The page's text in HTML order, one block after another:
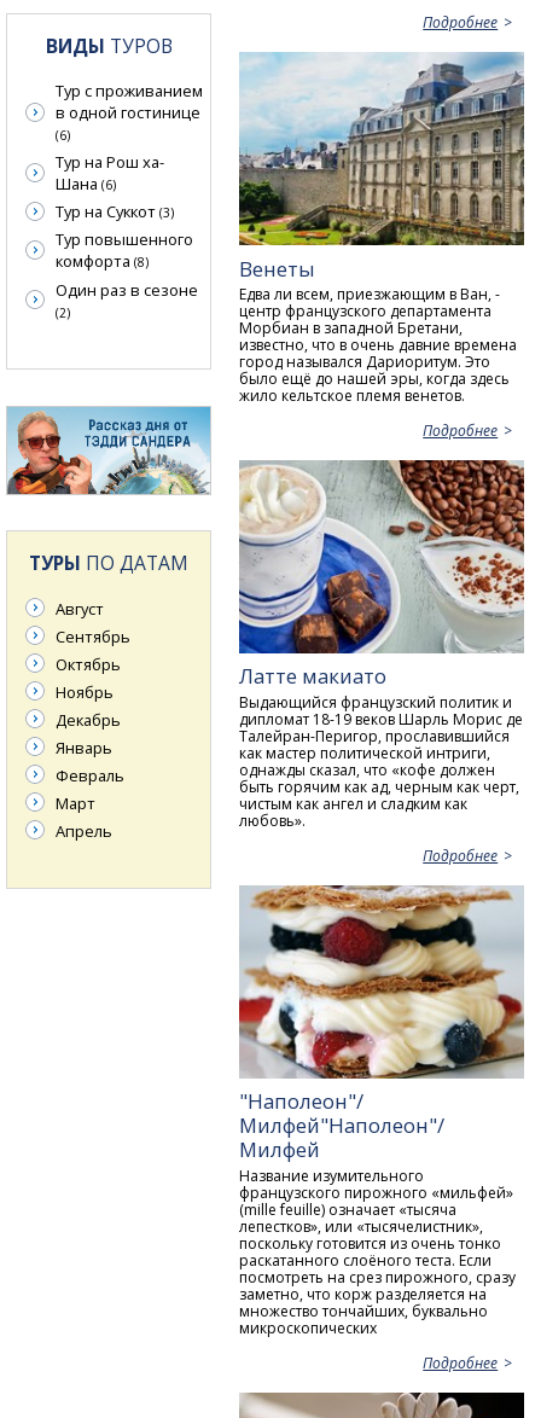
Подробнее
Венеты
Едва ли всем, приезжающим в Ван, -
центр французского департамента
Морбиан в западной Бретани,
известно, что в очень давние времена
город назывался Дариоритум. Это
было ещё до нашей эры, когда здесь
жило кельтское племя венетов.
Подробнее
Латте макиато
Выдающийся французский политик и
дипломат 18-19 веков Шарль Морис де
Талейран-Перигор, прославившийся
как мастер политической интриги,
однажды сказал, что «кофе должен
быть горячим как ад, черным как черт,
чистым как ангел и сладким как
любовь».
Подробнее
"Наполеон"/
Милфей"Наполеон"/
Милфей
Название изумительного
французского пирожного «мильфей»
(mille feuille) означает «тысяча
лепестков», или «тысячелистник»,
поскольку готовится из очень тонко
раскатанного слоёного теста. Если
посмотреть на срез пирожного, сразу
заметно, что корж разделяется на
множество тончайших, буквально
микроскопических
Подробнее
ВИДЫ ТУРОВ
Тур с проживанием
в одной гостинице
(6)
Тур на Рош ха-
Шана (6)
Тур на Суккот (3)
Тур повышенного
комфорта (8)
Один раз в сезоне
(2)
ТУРЫ ПО ДАТАМ
Август
Сентябрь
Октябрь
Ноябрь
Декабрь
Январь
Февраль
Март
Апрель